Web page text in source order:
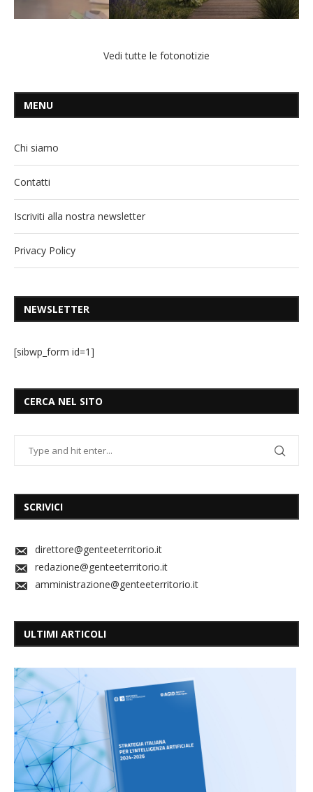
Vedi tutte le fotonotizie
MENU
Chi siamo
Contatti
Iscriviti alla nostra newsletter
Privacy Policy
NEWSLETTER
[sibwp_form id=1]
CERCA NEL SITO
SCRIVICI
direttore@genteeterritorio.it
redazione@genteeterritorio.it
amministrazione@genteeterritorio.it
ULTIMI ARTICOLI